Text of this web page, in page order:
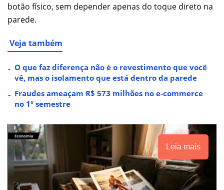
botão físico, sem depender apenas do toque direto na
parede.
Veja também
O que faz diferença não é o revestimento que você
vê, mas o isolamento que está dentro da parede
Fraudes ameaçam R$ 573 milhões no e-commerce
no 1º semestre
Leia mais